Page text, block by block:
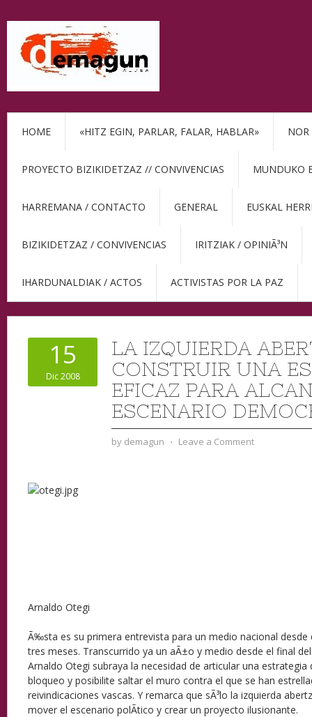
HOME «HITZ EGIN, PARLAR, FALAR, HABLAR» NOR
PROYECTO BIZIKIDETZAZ // CONVIVENCIAS MUNDUKO
HARREMANA / CONTACTO GENERAL EUSKAL
BIZIKIDETZAZ / CONVIVENCIAS IRITZIAK / OPINIÃ³N
IHARDUNALDIAK / ACTOS ACTIVISTAS POR LA PAZ
15
Dic 2008
LA IZQUIERDA
CONSTRUIR UNA
EFICAZ PARA
ESCENARIO
by demagun ⋅ Leave a Comment
Arnaldo Otegi
Ã‰sta es su primera entrevista para un medio nacional desde
tres meses. Transcurrido ya un aÃ±o y medio desde el final
Arnaldo Otegi subraya la necesidad de articular una estrategia
bloqueo y posibilite saltar el muro contra el que se han
reivindicaciones vascas. Y remarca que sÃ³lo la izquierda
mover el escenario polÃ­tico y crear un proyecto ilusionante.